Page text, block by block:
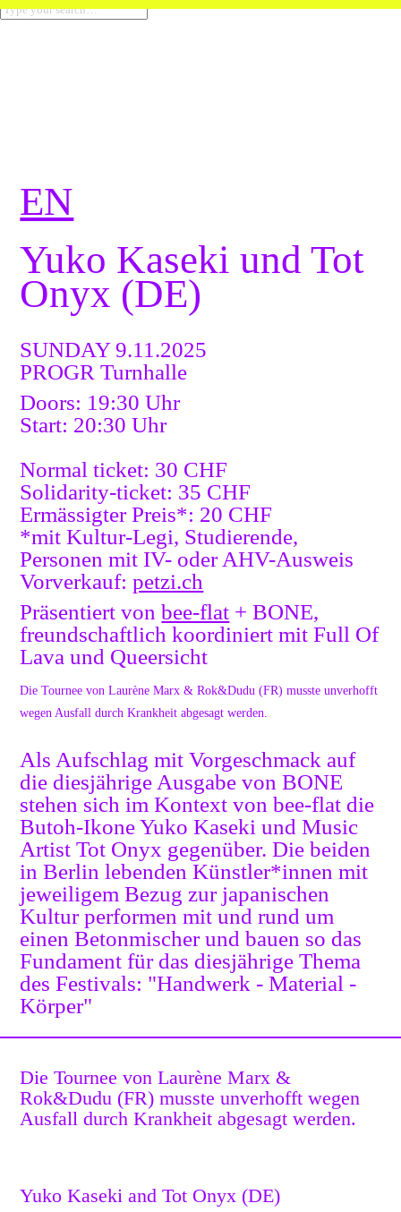
EN
Yuko Kaseki und Tot
Onyx (DE)
SUNDAY 9.11.2025
PROGR Turnhalle
Doors: 19:30 Uhr
Start: 20:30 Uhr
Normal ticket: 30 CHF
Solidarity-ticket: 35 CHF
Ermässigter Preis*: 20 CHF
*mit Kultur-Legi, Studierende,
Personen mit IV- oder AHV-Ausweis
Vorverkauf:petzi.ch
Präsentiert vonbee-flat + BONE,
freundschaftlich koordiniert mit Full Of
Lava und Queersicht
Die Tournee von Laurène Marx & Rok&Dudu (FR) musste unverhofft
wegen Ausfall durch Krankheit abgesagt werden.
Als Aufschlag mit Vorgeschmack auf
die diesjährige Ausgabe von BONE
stehen sich im Kontext von bee-flat die
Butoh-Ikone Yuko Kaseki und Music
Artist Tot Onyx gegenüber. Die beiden
in Berlin lebenden Künstler*innen mit
jeweiligem Bezug zur japanischen
Kultur performen mit und rund um
einen Betonmischer und bauen so das
Fundament für das diesjährige Thema
des Festivals: "Handwerk - Material -
Körper"
Die Tournee von Laurène Marx &
Rok&Dudu (FR) musste unverhofft wegen
Ausfall durch Krankheit abgesagt werden.
Yuko Kaseki and Tot Onyx (DE)